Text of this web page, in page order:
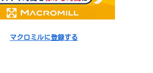
マクロミルに登録する